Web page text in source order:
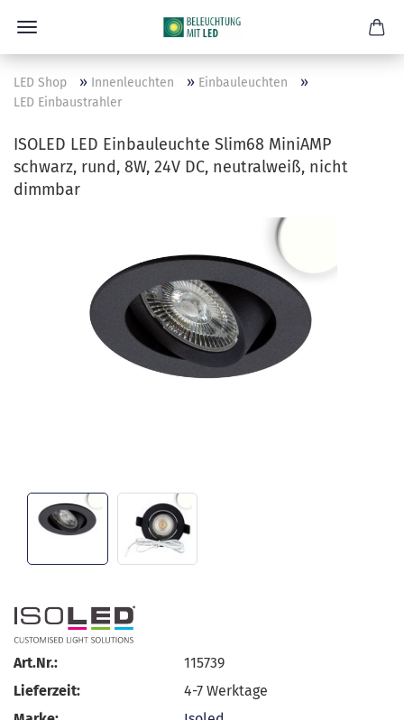
LED Shop » Innenleuchten » Einbauleuchten »
LED Einbaustrahler
ISOLED LED Einbauleuchte Slim68 MiniAMP
schwarz, rund, 8W, 24V DC, neutralweiß, nicht
dimmbar
Art.Nr.:
115739
Lieferzeit:
4-7 Werktage